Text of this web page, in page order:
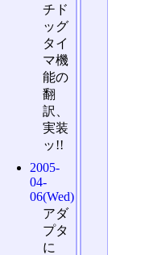
チド
ッグ
タイ
マ機
能の
翻
訳、
実装
ッ!!
2005-
04-
06(Wed)
アダ
プタ
に